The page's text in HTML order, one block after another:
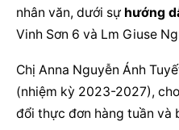
nhân văn, dưới sự hướng
Vinh Sơn 6 và Lm Giuse
Chị Anna Nguyễn Ánh
(nhiệm kỳ 2023-2027),
đổi thực đơn hàng tuần và